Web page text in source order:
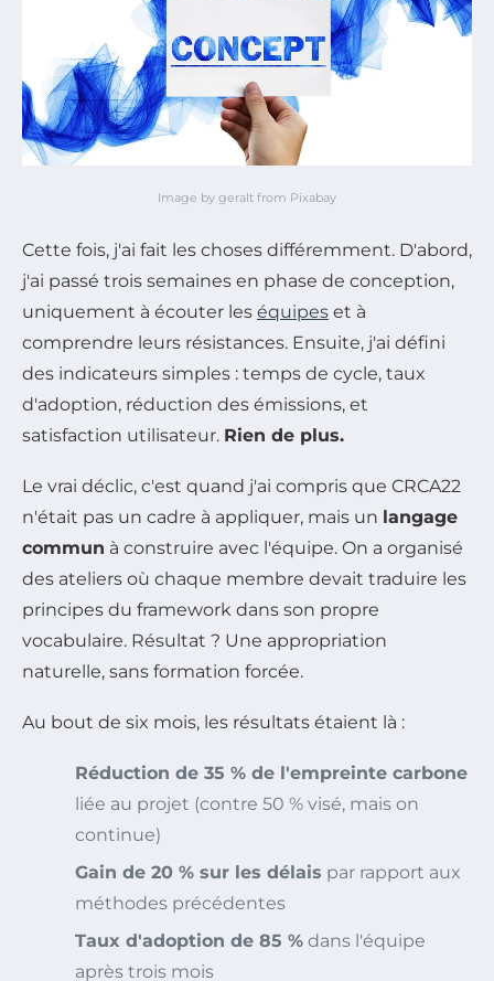
Image by geralt from Pixabay
Cette fois, j'ai fait les choses différemment. D'abord,
j'ai passé trois semaines en phase de conception,
uniquement à écouter les équipes et à
comprendre leurs résistances. Ensuite, j'ai défini
des indicateurs simples : temps de cycle, taux
d'adoption, réduction des émissions, et
satisfaction utilisateur. Rien de plus.
Le vrai déclic, c'est quand j'ai compris que CRCA22
n'était pas un cadre à appliquer, mais un langage
commun à construire avec l'équipe. On a organisé
des ateliers où chaque membre devait traduire les
principes du framework dans son propre
vocabulaire. Résultat ? Une appropriation
naturelle, sans formation forcée.
Au bout de six mois, les résultats étaient là :
Réduction de 35 % de l'empreinte carbone
liée au projet (contre 50 % visé, mais on
continue)
Gain de 20 % sur les délais par rapport aux
méthodes précédentes
Taux d'adoption de 85 % dans l'équipe
après trois mois